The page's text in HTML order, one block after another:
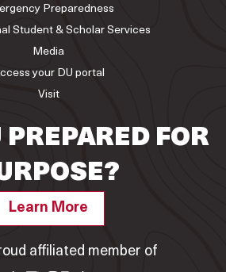
Preparedness
Student & Scholar Services
Media
your DU portal
Visit
PREPARED FOR
Learn More
affiliated member of